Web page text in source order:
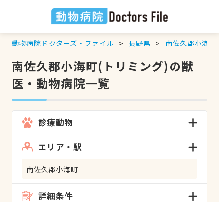
動物病院ドクターズ・ファイル 長野県 南佐久郡小海町
南佐久郡小海町(トリミング)の獣
医・動物病院一覧
診療動物
エリア・駅
南佐久郡小海町
詳細条件